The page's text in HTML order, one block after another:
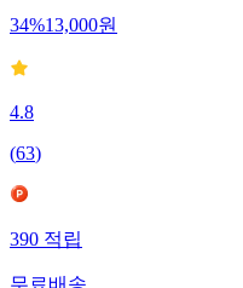
34%13,000원
4.8
(63)
390적립